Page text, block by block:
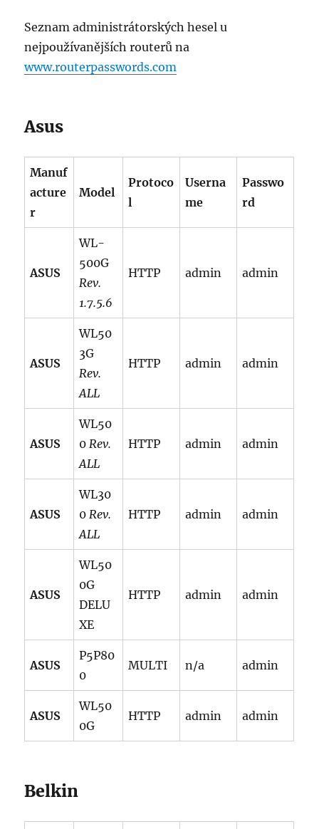
Seznam administrátorských hesel u
nejpoužívanějších routerů na
www.routerpasswords.com
Asus
Manuf
acture
r
Model
Protoco
l
Userna
me
Passwo
rd
ASUS
WL-
500G
Rev.
1.7.5.6
HTTP admin admin
ASUS
WL50
3G
Rev.
ALL
HTTP admin admin
ASUS
WL50
0 Rev.
ALL
HTTP admin admin
ASUS
WL30
0 Rev.
ALL
HTTP admin admin
ASUS
WL50
0G
DELU
XE
HTTP admin admin
ASUS
P5P80
0
MULTI n/a admin
ASUS
WL50
0G
HTTP admin admin
Belkin